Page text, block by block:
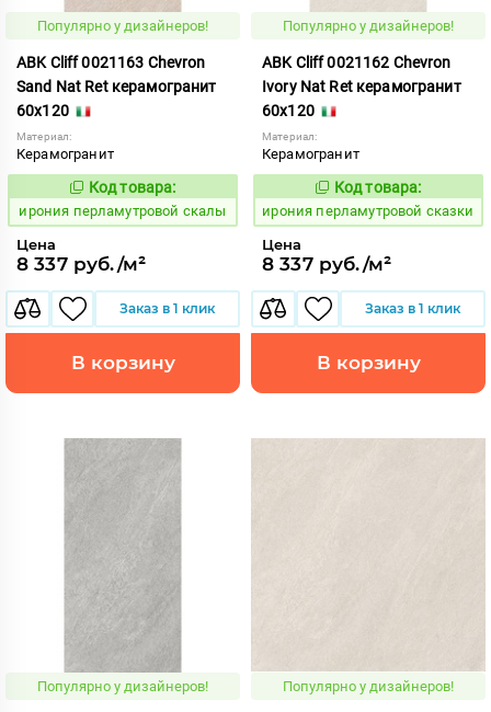
Популярно у дизайнеров!
ABK Cliff 0021163 Chevron
Sand Nat Ret керамогранит
60x120
Материал:
Керамогранит
1102716
Код товара:
ирония перламутровой скалы
Цена
8 337 руб./м²
Заказ в 1 клик
В корзину
Популярно у дизайнеров!
ABK Cliff 0021162 Chevron
Ivory Nat Ret керамогранит
60x120
Материал:
Керамогранит
1102715
Код товара:
ирония перламутровой сказки
Цена
8 337 руб./м²
Заказ в 1 клик
В корзину
Популярно у дизайнеров! Популярно у дизайнеров!